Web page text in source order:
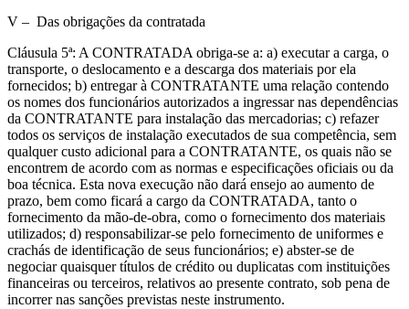
V – Das obrigações da contratada
Cláusula 5ª: A CONTRATADA obriga-se a: a) executar a carga, o
transporte, o deslocamento e a descarga dos materiais por ela
fornecidos; b) entregar à CONTRATANTE uma relação contendo
os nomes dos funcionários autorizados a ingressar nas dependências
da CONTRATANTE para instalação das mercadorias; c) refazer
todos os serviços de instalação executados de sua competência, sem
qualquer custo adicional para a CONTRATANTE, os quais não se
encontrem de acordo com as normas e especificações oficiais ou da
boa técnica. Esta nova execução não dará ensejo ao aumento de
prazo, bem como ficará a cargo da CONTRATADA, tanto o
fornecimento da mão-de-obra, como o fornecimento dos materiais
utilizados; d) responsabilizar-se pelo fornecimento de uniformes e
crachás de identificação de seus funcionários; e) abster-se de
negociar quaisquer títulos de crédito ou duplicatas com instituições
financeiras ou terceiros, relativos ao presente contrato, sob pena de
incorrer nas sanções previstas neste instrumento.